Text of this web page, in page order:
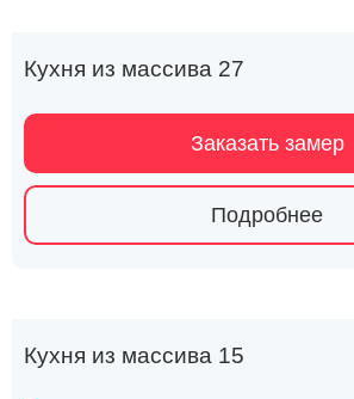
Кухня из массива 27
Заказать замер
Подробнее
Кухня из массива 15